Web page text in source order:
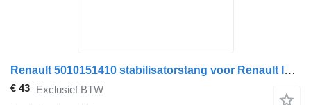
Renault 5010151410 stabilisatorstang voor Renault ILIADE FR1 bus
€ 43 Exclusief BTW